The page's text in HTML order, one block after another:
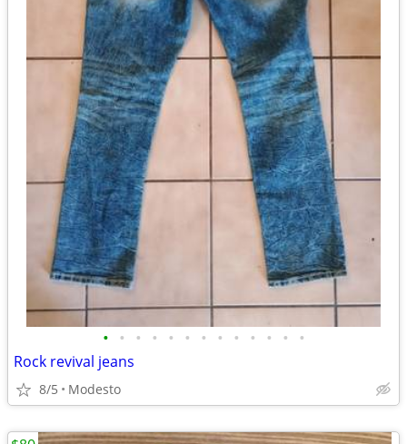
• • • • • • • • • • • • •
Rock revival jeans
8/5 Modesto